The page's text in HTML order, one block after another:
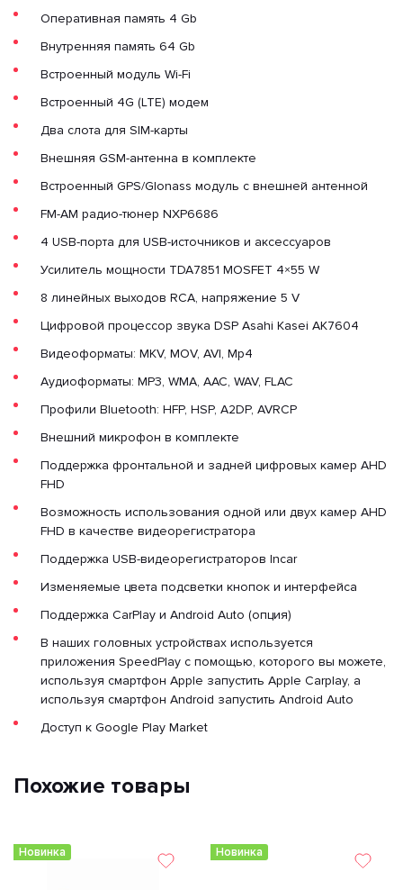
Оперативная память 4 Gb
Внутренняя память 64 Gb
Встроенный модуль Wi-Fi
Встроенный 4G (LTE) модем
Два слота для SIM-карты
Внешняя GSM-антенна в комплекте
Встроенный GPS/Glonass модуль с внешней антенной
FM-AM радио-тюнер NXP6686
4 USB-порта для USB-источников и аксессуаров
Усилитель мощности TDA7851 MOSFET 4×55 W
8 линейных выходов RCA, напряжение 5 V
Цифровой процессор звука DSP Asahi Kasei AK7604
Видеоформаты: MKV, MOV, AVI, Mp4
Аудиоформаты: MP3, WMA, AAC, WAV, FLAC
Профили Bluetooth: HFP, HSP, A2DP, AVRCP
Внешний микрофон в комплекте
Поддержка фронтальной и задней цифровых камер AHD
FHD
Возможность использования одной или двух камер AHD
FHD в качестве видеорегистратора
Поддержка USB-видеорегистраторов Incar
Изменяемые цвета подсветки кнопок и интерфейса
Поддержка CarPlay и Android Auto (опция)
В наших головных устройствах используется
приложения SpeedPlay с помощью, которого вы можете,
используя смартфон Apple запустить Apple Carplay, а
используя смартфон Android запустить Android Auto
Доступ к Google Play Market
Похожие товары
Новинка Новинка